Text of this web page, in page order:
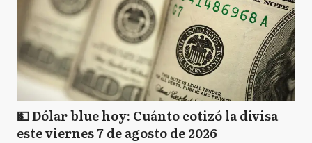
💵 Dólar blue hoy: Cuánto cotizó la divisa
este viernes 7 de agosto de 2026